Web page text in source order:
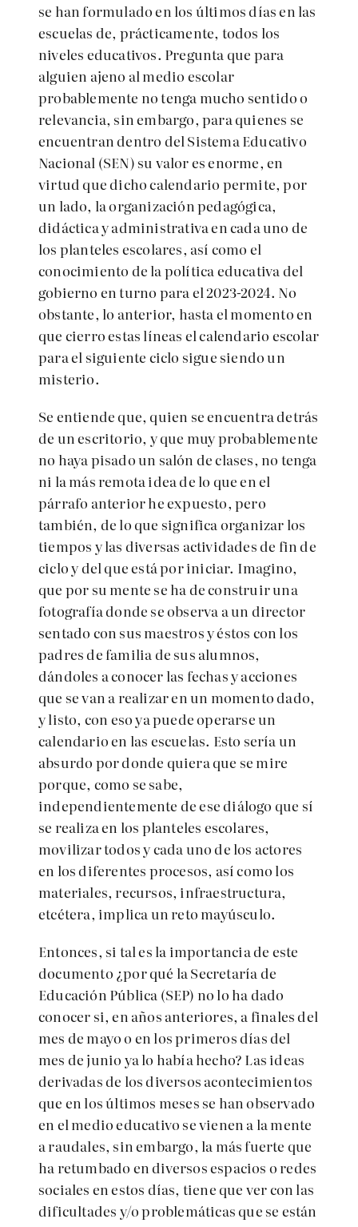
se han formulado en los últimos días en las
escuelas de, prácticamente, todos los
niveles educativos. Pregunta que para
alguien ajeno al medio escolar
probablemente no tenga mucho sentido o
relevancia, sin embargo, para quienes se
encuentran dentro del Sistema Educativo
Nacional (SEN) su valor es enorme, en
virtud que dicho calendario permite, por
un lado, la organización pedagógica,
didáctica y administrativa en cada uno de
los planteles escolares, así como el
conocimiento de la política educativa del
gobierno en turno para el 2023-2024. No
obstante, lo anterior, hasta el momento en
que cierro estas líneas el calendario escolar
para el siguiente ciclo sigue siendo un
misterio.
Se entiende que, quien se encuentra detrás
de un escritorio, y que muy probablemente
no haya pisado un salón de clases, no tenga
ni la más remota idea de lo que en el
párrafo anterior he expuesto, pero
también, de lo que significa organizar los
tiempos y las diversas actividades de fin de
ciclo y del que está por iniciar. Imagino,
que por su mente se ha de construir una
fotografía donde se observa a un director
sentado con sus maestros y éstos con los
padres de familia de sus alumnos,
dándoles a conocer las fechas y acciones
que se van a realizar en un momento dado,
y listo, con eso ya puede operarse un
calendario en las escuelas. Esto sería un
absurdo por donde quiera que se mire
porque, como se sabe,
independientemente de ese diálogo que sí
se realiza en los planteles escolares,
movilizar todos y cada uno de los actores
en los diferentes procesos, así como los
materiales, recursos, infraestructura,
etcétera, implica un reto mayúsculo.
Entonces, si tal es la importancia de este
documento ¿por qué la Secretaría de
Educación Pública (SEP) no lo ha dado
conocer si, en años anteriores, a finales del
mes de mayo o en los primeros días del
mes de junio ya lo había hecho? Las ideas
derivadas de los diversos acontecimientos
que en los últimos meses se han observado
en el medio educativo se vienen a la mente
a raudales, sin embargo, la más fuerte que
ha retumbado en diversos espacios o redes
sociales en estos días, tiene que ver con las
dificultades y/o problemáticas que se están